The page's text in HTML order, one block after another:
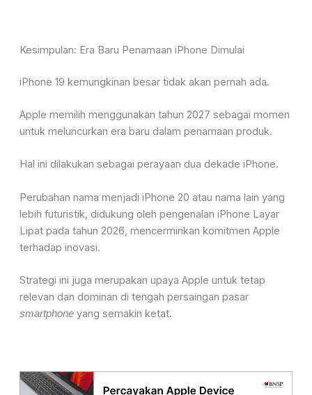
Kesimpulan: Era Baru Penamaan iPhone Dimulai
iPhone 19 kemungkinan besar tidak akan pernah ada.
Apple memilih menggunakan tahun 2027 sebagai momen
untuk meluncurkan era baru dalam penamaan produk.
Hal ini dilakukan sebagai perayaan dua dekade iPhone.
Perubahan nama menjadi iPhone 20 atau nama lain yang
lebih futuristik, didukung oleh pengenalan iPhone Layar
Lipat pada tahun 2026, mencerminkan komitmen Apple
terhadap inovasi.
Strategi ini juga merupakan upaya Apple untuk tetap
relevan dan dominan di tengah persaingan pasar
smartphoneyang semakin ketat.